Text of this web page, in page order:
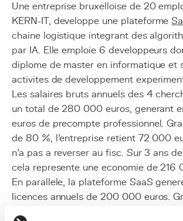
Une entreprise bruxelloise de 20
KERN-IT, developpe une plateforme
chaine logistique integrant des
par IA. Elle emploie 6 developpeurs
diplome de master en informatique et
activites de developpement
Les salaires bruts annuels des 4
un total de 280 000 euros, generant
euros de precompte professionnel.
de 80 %, l'entreprise retient 72 000
n'a pas a reverser au fisc. Sur 3 ans
cela represente une economie de 216
En parallele, la plateforme SaaS
licences annuels de 200 000 euros.
pour revenus d'innovation, 85 % de